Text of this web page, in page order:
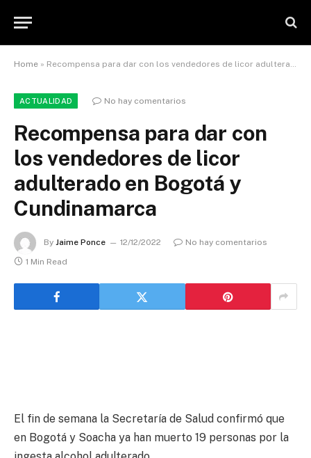
Home » Recompensa para dar con los vendedores de licor adulterado en Bogotá y Cundinamarca
ACTUALIDAD No hay comentarios
Recompensa para dar con
los vendedores de licor
adulterado en Bogotá y
Cundinamarca
By Jaime Ponce 12/12/2022
No hay comentarios
1 Min Read
El fin de semana la Secretaría de Salud confirmó que
en Bogotá y Soacha ya han muerto 19 personas por la